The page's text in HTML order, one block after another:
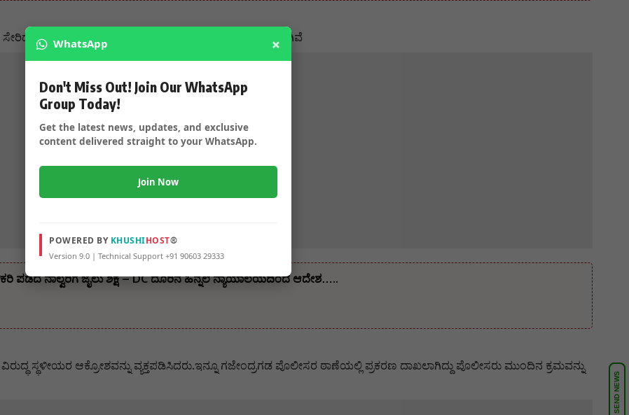
ಬ್ಲೇಡ್, ಕುಡ ಗೋಲು ಸೇರಿ ಹಲವು ವಸ್ತುಗಳ ಪತ್ತೆಯಾಗಿವೆ
ಪಡೆದ ನಾಲ್ವರಿಗೆ ಜೈಲು ಶಿಕ್ಷೆ – DC ದೂರಿನ ಹಿನ್ನಲೆ ನ್ಯಾಯಾಲಯದಿಂದ ಆದೇಶ…..
ಸ್ಥಳೀಯರ ಆಕ್ರೋಶವನ್ನು ವ್ಯಕ್ತಪಡಿಸಿದರು.ಇನ್ನೂ ಗಜೇಂದ್ರಗಡ ಪೊಲೀಸರ ಠಾಣೆಯಲ್ಲಿ ಪ್ರಕರಣ ದಾಖಲಾಗಿದ್ದು ಪೊಲೀಸರು ಮುಂದಿನ ಕ್ರಮವನ್ನು
SEND NEWS
WhatsApp ×
Don't Miss Out! Join Our WhatsApp
Group Today!
Get the latest news, updates, and exclusive
content delivered straight to your WhatsApp.
Join Now
POWERED BY KHUSHIHOST®
Version 9.0 | Technical Support +91 90603 29333